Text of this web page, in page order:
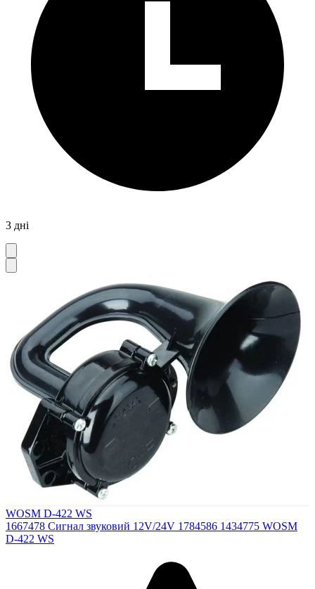
3 дні
WOSM D-422 WS
1667478 Сигнал звуковий 12V/24V 1784586 1434775 WOSM
D-422 WS